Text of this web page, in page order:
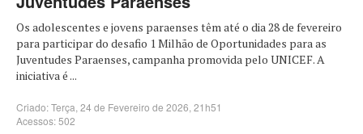
Os adolescentes e jovens paraenses têm até o dia 28 de fevereiro
para participar do desafio 1 Milhão de Oportunidades para as
Juventudes Paraenses, campanha promovida pelo UNICEF. A
iniciativa é ...
Criado: Terça, 24 de Fevereiro de 2026, 21h51
Acessos: 502